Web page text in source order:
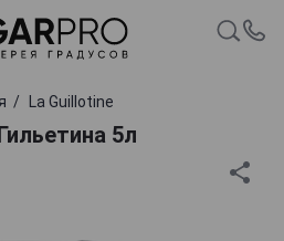
La Guillotine
5л